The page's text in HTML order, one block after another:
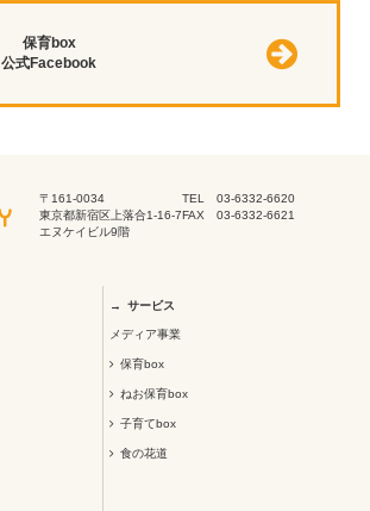
保育box
公式Facebook
〒161-0034
東京都新宿区上落合1-16-7
エヌケイビル9階
TEL 03-6332-6620
FAX 03-6332-6621
サービス
メディア事業
保育box
ねお保育box
子育てbox
食の花道